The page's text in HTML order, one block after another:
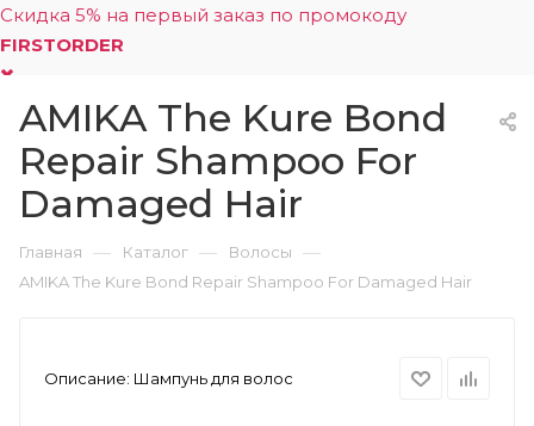
Скидка 5% на первый заказ по промокоду
FIRSTORDER
0
AMIKA The Kure Bond
Repair Shampoo For
Damaged Hair
Главная — Каталог — Волосы —
AMIKA The Kure Bond Repair Shampoo For Damaged Hair
Описание: Шампунь для волос